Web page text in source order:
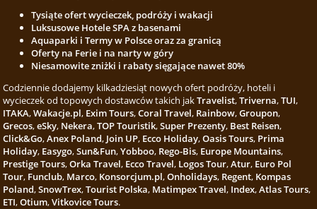
Tysiąte ofert wycieczek, podróży i wakacji
Luksusowe Hotele SPA z basenami
Aquaparki i Termy w Polsce oraz za granicą
Oferty na Ferie i na narty w góry
Niesamowite zniżki i rabaty sięgające nawet 80%
Codziennie dodajemy kilkadziesiąt nowych ofert podróży, hoteli i
wycieczek od topowych dostawców takich jakTravelist,Triverna,TUI,
ITAKA,Wakacje.pl, Exim Tours,Coral Travel, Rainbow,Groupon,
Grecos,eSky, Nekera,TOP Touristik,Super Prezenty, Best Reisen,
Click&Go,Anex Poland, Join UP, Ecco Holiday,Oasis Tours, Prima
Holiday, Easygo,Sun&Fun,Yobboo, Rego-Bis, Europe Mountains,
Prestige Tours,Orka Travel, Ecco Travel, Logos Tour,Atur, Euro Pol
Tour, Funclub, Marco, Konsorcjum.pl,Onholidays, Regent, Kompas
Poland,SnowTrex,Tourist Polska, Matimpex Travel, Index,Atlas Tours,
ETI,Otium,Vitkovice Tours.